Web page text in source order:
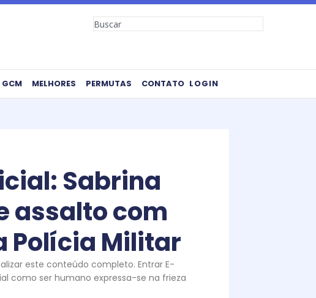
Search
GCM MELHORES PERMUTAS CONTATO LOGIN
Sabrina
assalto com
Polícia Militar
este conteúdo completo. Entrar E-
como ser humano expressa-se na frieza